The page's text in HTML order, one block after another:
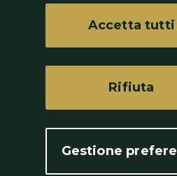
Gestione
Rifiuta
Accetta tutti